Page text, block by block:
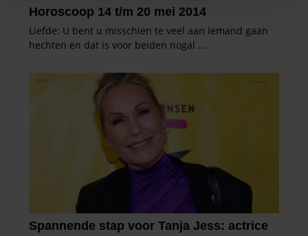
personaliseren, om functies voor social media te bieden
en om ons websiteverkeer te analyseren. Ook delen we
informatie over uw gebruik van onze site met onze
partners kunnen deze gegevens combineren met andere
informatie die u aan ze heeft verstrekt of die ze hebben
verzameld op basis van uw gebruik van hun services. U
gaat akkoord met onze cookies als u onze website blijft